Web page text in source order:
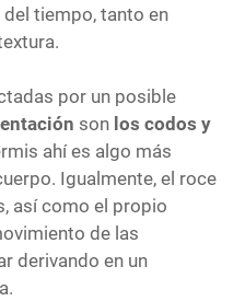
tiempo, tanto en
por un posible
son los codos y
ahí es algo más
Igualmente, el roce
así como el propio
de las
derivando en un